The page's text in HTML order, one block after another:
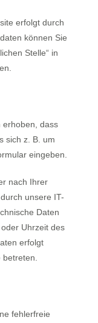
erfolgt durch
können Sie
Stelle“ in
erhoben, dass
sich z. B. um
eingeben.
nach Ihrer
unsere IT-
Daten
Uhrzeit des
erfolgt
fehlerfreie